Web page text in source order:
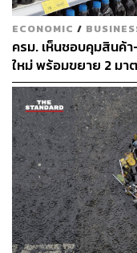
2561” รองเลขาธิกา
พิสูจน์อักษร: ลักษณ์นา
TAGS:
ค่าน้ำสาธารณะ
ECONOMIC /
ครม. เห็นชอบคุมสินค้
ใหม่ พร้อมขยาย 2 ม
ก.ย. 2569